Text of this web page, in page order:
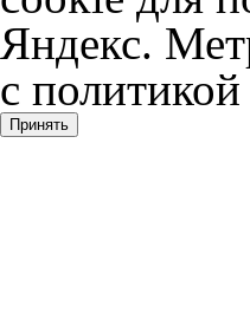
Яндекс.
с
Принять